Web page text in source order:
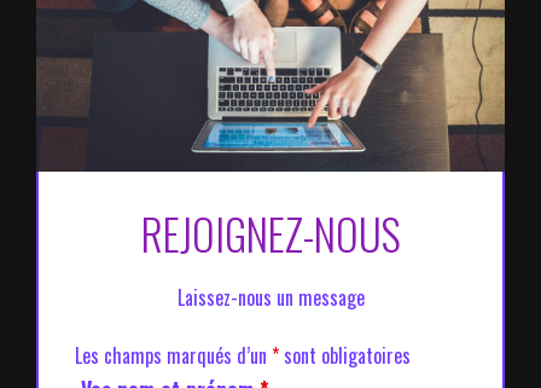
REJOIGNEZ-NOUS
Laissez-nous un message
Les champs marqués d’un * sont obligatoires